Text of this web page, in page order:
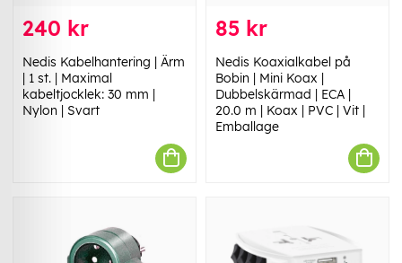
240 kr
Nedis Kabelhantering | Ärm
| 1 st. | Maximal
kabeltjocklek: 30 mm |
Nylon | Svart
85 kr
Nedis Koaxialkabel på
Bobin | Mini Koax |
Dubbelskärmad | ECA |
20.0 m | Koax | PVC | Vit |
Emballage